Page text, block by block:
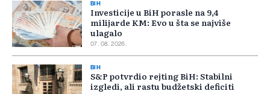
BIH
Investicije u BiH porasle na 9,4
milijarde KM: Evo u šta se najviše
ulagalo
07. 08. 2026.
BIH
S&P potvrdio rejting BiH: Stabilni
izgledi, ali rastu budžetski deficiti